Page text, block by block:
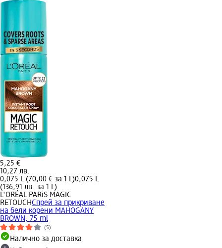
5,25 €
10,27 лв.
0,075 L (70,00 € за 1 L)0,075 L
(136,91 лв. за 1 L)
L'ORÉAL PARiS MAGIC
RETOUCHСпрей за прикриване
на бели корени MAHOGANY
BROWN, 75 ml
(5)
Налично за доставка